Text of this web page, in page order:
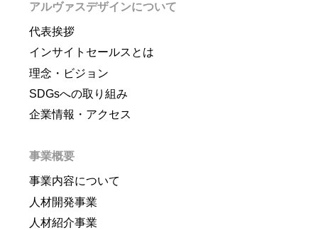
アルヴァスデザインについて
代表挨拶
インサイトセールスとは
理念・ビジョン
SDGsへの取り組み
企業情報・アクセス
事業概要
事業内容について
人材開発事業
人材紹介事業